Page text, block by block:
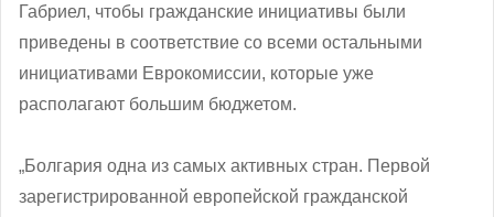
Габриел, чтобы гражданские инициативы были
приведены в соответствие со всеми остальными
инициативами Еврокомиссии, которые уже
располагают большим бюджетом.
„Болгария одна из самых активных стран. Первой
зарегистрированной европейской гражданской